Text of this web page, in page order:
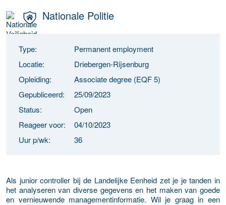
Nationale Politie
Type:
Permanent employment
Locatie:
Driebergen-Rijsenburg
Opleiding:
Associate degree (EQF 5)
Gepubliceerd:
25/09/2023
Status:
Open
Reageer voor:
04/10/2023
Uur p/wk:
36
Als junior controller bij de Landelijke Eenheid zet je je tanden in
het analyseren van diverse gegevens en het maken van goede
en vernieuwende managementinformatie. Wil je graag in een